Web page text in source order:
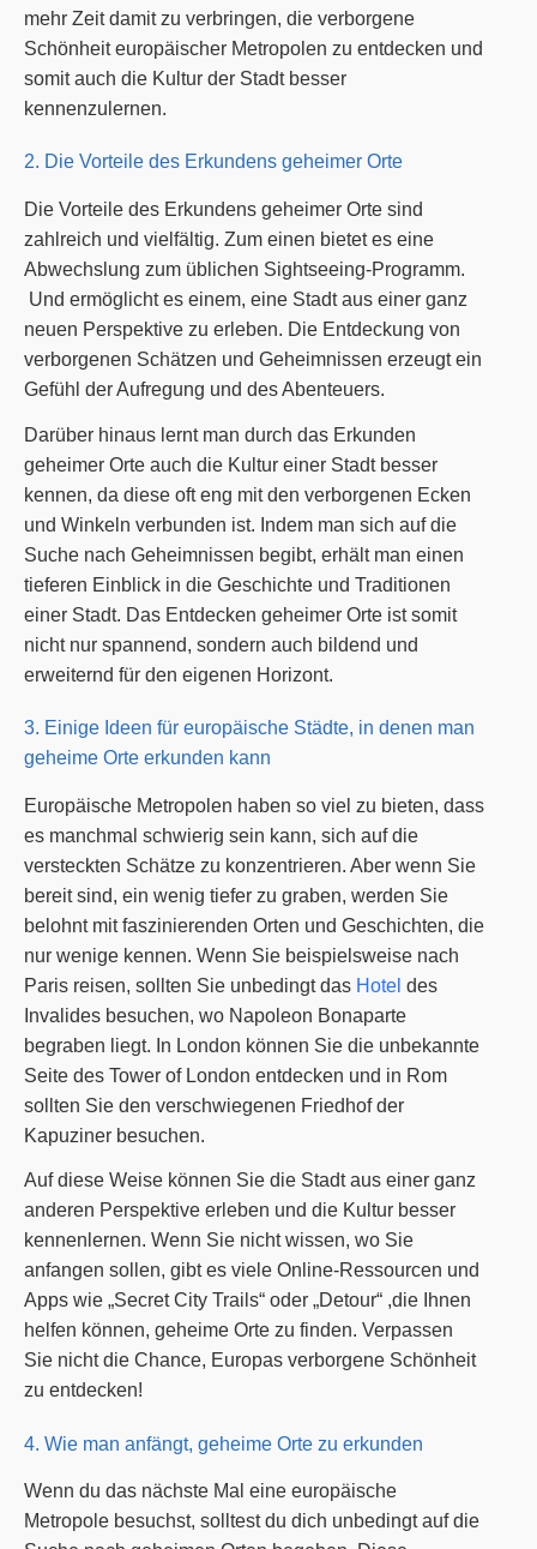
mehr Zeit damit zu verbringen, die verborgene
Schönheit europäischer Metropolen zu entdecken und
somit auch die Kultur der Stadt besser
kennenzulernen.
2. Die Vorteile des Erkundens geheimer Orte
Die Vorteile des Erkundens geheimer Orte sind
zahlreich und vielfältig. Zum einen bietet es eine
Abwechslung zum üblichen Sightseeing-Programm.
Und ermöglicht es einem, eine Stadt aus einer ganz
neuen Perspektive zu erleben. Die Entdeckung von
verborgenen Schätzen und Geheimnissen erzeugt ein
Gefühl der Aufregung und des Abenteuers.
Darüber hinaus lernt man durch das Erkunden
geheimer Orte auch die Kultur einer Stadt besser
kennen, da diese oft eng mit den verborgenen Ecken
und Winkeln verbunden ist. Indem man sich auf die
Suche nach Geheimnissen begibt, erhält man einen
tieferen Einblick in die Geschichte und Traditionen
einer Stadt. Das Entdecken geheimer Orte ist somit
nicht nur spannend, sondern auch bildend und
erweiternd für den eigenen Horizont.
3. Einige Ideen für europäische Städte, in denen man
geheime Orte erkunden kann
Europäische Metropolen haben so viel zu bieten, dass
es manchmal schwierig sein kann, sich auf die
versteckten Schätze zu konzentrieren. Aber wenn Sie
bereit sind, ein wenig tiefer zu graben, werden Sie
belohnt mit faszinierenden Orten und Geschichten, die
nur wenige kennen. Wenn Sie beispielsweise nach
Paris reisen, sollten Sie unbedingt das Hotel des
Invalides besuchen, wo Napoleon Bonaparte
begraben liegt. In London können Sie die unbekannte
Seite des Tower of London entdecken und in Rom
sollten Sie den verschwiegenen Friedhof der
Kapuziner besuchen.
Auf diese Weise können Sie die Stadt aus einer ganz
anderen Perspektive erleben und die Kultur besser
kennenlernen. Wenn Sie nicht wissen, wo Sie
anfangen sollen, gibt es viele Online-Ressourcen und
Apps wie „Secret City Trails“ oder „Detour“ ,die Ihnen
helfen können, geheime Orte zu finden. Verpassen
Sie nicht die Chance, Europas verborgene Schönheit
zu entdecken!
4. Wie man anfängt, geheime Orte zu erkunden
Wenn du das nächste Mal eine europäische
Metropole besuchst, solltest du dich unbedingt auf die